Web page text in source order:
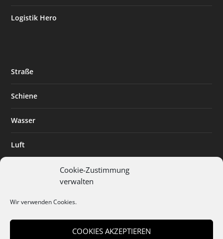
Cookie-Zustimmung
verwalten
Wir verwenden Cookies.
COOKIES AKZEPTIEREN
Logistik Hero
Straße
Schiene
Wasser
Luft
Digitalisierung